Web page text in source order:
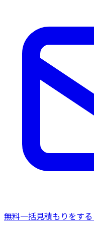
無料一括見積もりをする